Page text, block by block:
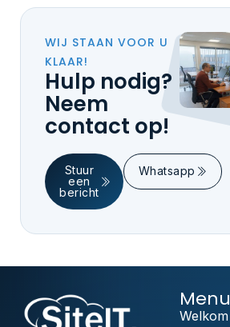
WIJ STAAN VOOR U
KLAAR!
Hulp nodig?
Neem
contact op!
Stuur
een
bericht
Whatsapp
Menu
Welkom